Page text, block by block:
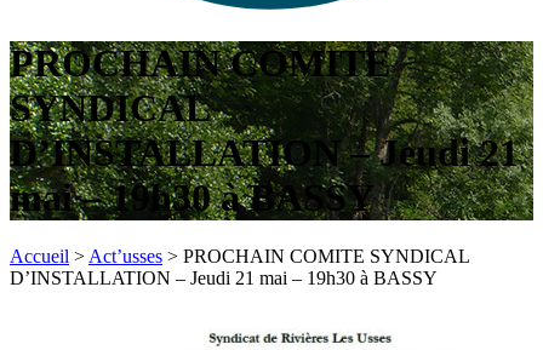
PROCHAIN COMITE
SYNDICAL
D’INSTALLATION – Jeudi 21
mai – 19h30 à BASSY
Accueil >Act’usses > PROCHAIN COMITE SYNDICAL
D’INSTALLATION – Jeudi 21 mai – 19h30 à BASSY